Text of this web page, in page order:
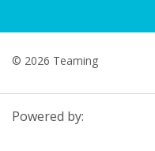
© 2026 Teaming
Powered by: